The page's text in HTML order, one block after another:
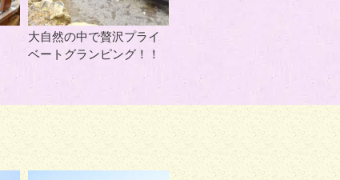
大自然の中で贅沢プライ
ベートグランピング！！